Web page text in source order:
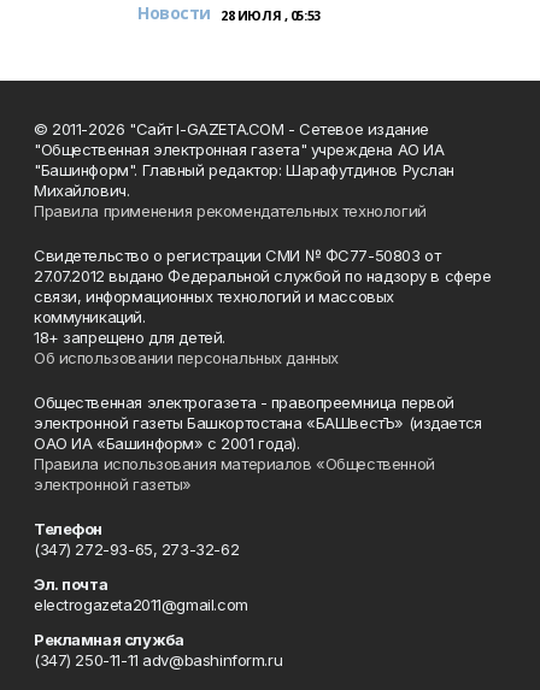
Новости 28 ИЮЛЯ , 05:53
© 2011-2026 "Сайт I-GAZETA.COM - Сетевое издание
"Общественная электронная газета" учреждена АО ИА
"Башинформ". Главный редактор: Шарафутдинов Руслан
Михайлович.
Правила применения рекомендательных технологий
Свидетельство о регистрации СМИ № ФС77-50803 от
27.07.2012 выдано Федеральной службой по надзору в сфере
связи, информационных технологий и массовых
коммуникаций.
18+ запрещено для детей.
Об использовании персональных данных
Общественная электрогазета - правопреемница первой
электронной газеты Башкортостана «БАШвестЪ» (издается
ОАО ИА «Башинформ» с 2001 года).
Правила использования материалов «Общественной
электронной газеты»
Телефон
(347) 272-93-65, 273-32-62
Эл. почта
electrogazeta2011@gmail.com
Рекламная служба
(347) 250-11-11 adv@bashinform.ru